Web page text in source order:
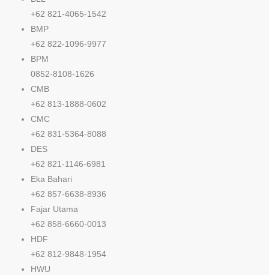
+62 821-4065-1542
BMP
+62 822-1096-9977
BPM
0852-8108-1626
CMB
+62 813-1888-0602
CMC
+62 831-5364-8088
DES
+62 821-1146-6981
Eka Bahari
+62 857-6638-8936
Fajar Utama
+62 858-6660-0013
HDF
+62 812-9848-1954
HWU